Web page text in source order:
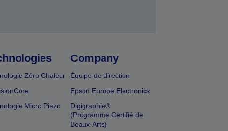
Zéro Chaleur
Micro Piezo
Company
Équipe de direction
Epson Europe Electronics
Digigraphie®
(Programme Certifié de
Beaux-Arts)